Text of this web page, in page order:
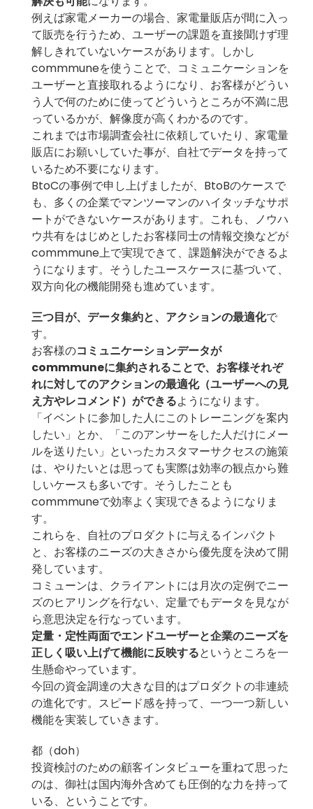
例えば家電メーカーの場合、家電量販店が間に入っ
て販売を行うため、ユーザーの課題を直接聞けず理
解しきれていないケースがあります。しかし
commmuneを使うことで、コミュニケーションを
ユーザーと直接取れるようになり、お客様がどうい
う人で何のために使ってどういうところが不満に思
っているかが、解像度が高くわかるのです。
これまでは市場調査会社に依頼していたり、家電量
販店にお願いしていた事が、自社でデータを持って
いるため不要になります。
BtoCの事例で申し上げましたが、BtoBのケースで
も、多くの企業でマンツーマンのハイタッチなサポ
ートができないケースがあります。これも、ノウハ
ウ共有をはじめとしたお客様同士の情報交換などが
commmune上で実現できて、課題解決ができるよ
うになります。そうしたユースケースに基づいて、
双方向化の機能開発も進めています。
三つ目が、データ集約と、アクションの最適化で
す。
お客様のコミュニケーションデータが
commmuneに集約されることで、お客様それぞ
れに対してのアクションの最適化（ユーザーへの見
え方やレコメンド）ができるようになります。
「イベントに参加した人にこのトレーニングを案内
したい」とか、「このアンサーをした人だけにメー
ルを送りたい」といったカスタマーサクセスの施策
は、やりたいとは思っても実際は効率の観点から難
しいケースも多いです。そうしたことも
commmuneで効率よく実現できるようになりま
す。
これらを、自社のプロダクトに与えるインパクト
と、お客様のニーズの大きさから優先度を決めて開
発しています。
コミューンは、クライアントには月次の定例でニー
ズのヒアリングを行ない、定量でもデータを見なが
ら意思決定を行なっています。
定量・定性両面でエンドユーザーと企業のニーズを
正しく吸い上げて機能に反映するというところを一
生懸命やっています。
今回の資金調達の大きな目的はプロダクトの非連続
の進化です。スピード感を持って、一つ一つ新しい
機能を実装していきます。
都（doh）
投資検討のための顧客インタビューを重ねて思った
のは、御社は国内海外含めても圧倒的な力を持って
いる、ということです。